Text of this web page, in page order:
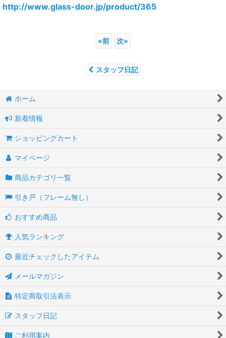
http://www.glass-door.jp/product/365
«前 次»
スタッフ日記
ホーム
新着情報
ショッピングカート
マイページ
商品カテゴリ一覧
引き戸（フレーム無し）
おすすめ商品
人気ランキング
最近チェックしたアイテム
メールマガジン
特定商取引法表示
スタッフ日記
ご利用案内